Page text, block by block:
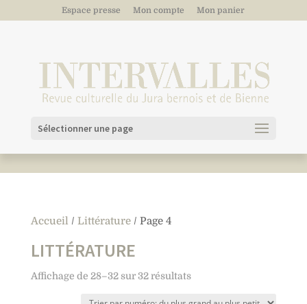
Espace presse Mon compte Mon panier
Sélectionner une page
Accueil/ Littérature/ Page 4
LITTÉRATURE
Affichage de 28–32 sur 32 résultats